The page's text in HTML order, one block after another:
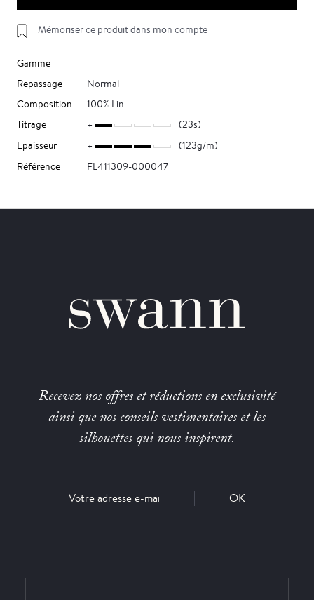
Mémoriser ce produit dans mon compte
Gamme
Repassage
Normal
Composition
100% Lin
Titrage
(23s)
Epaisseur
(123g/m)
Référence
FL411309-000047
Recevez nos offres et réductions en exclusivité
ainsi que nos conseils vestimentaires et les
silhouettes qui nous inspirent.
OK